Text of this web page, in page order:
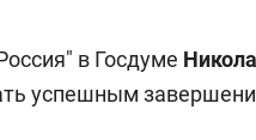
в Госдуме
успешным